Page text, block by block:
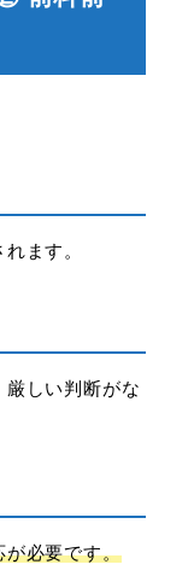
ます。
しい判断がな
が必要です。